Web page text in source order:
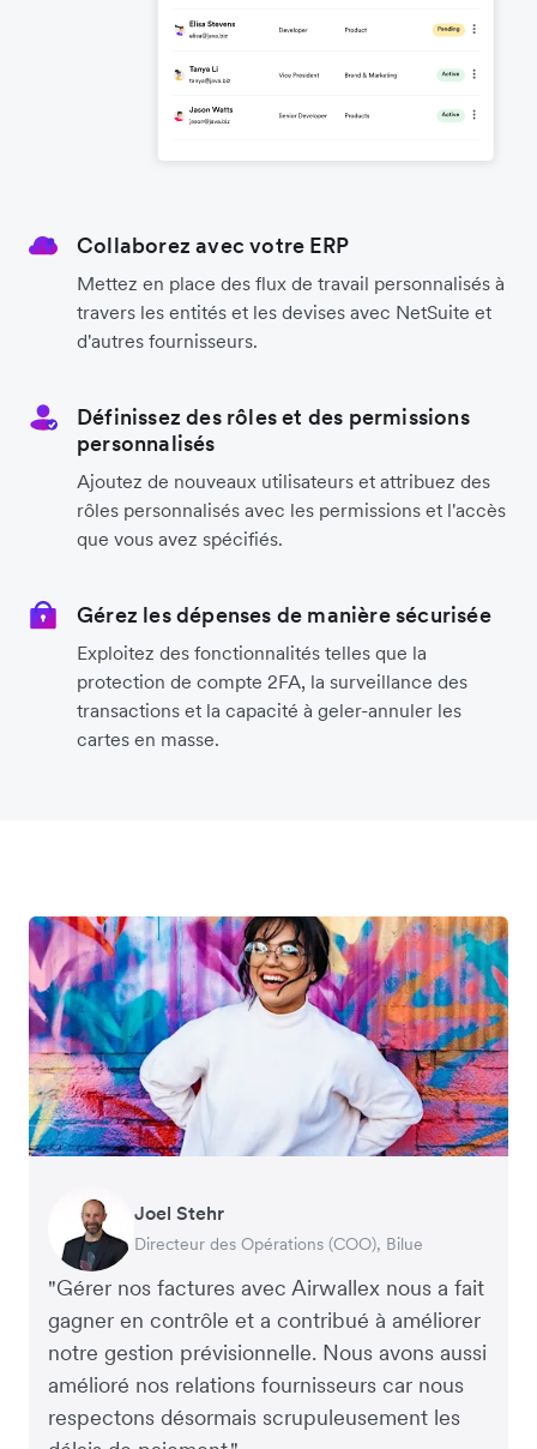
Collaborez avec votre ERP
Mettez en place des flux de travail personnalisés à
travers les entités et les devises avec NetSuite et
d'autres fournisseurs.
Définissez des rôles et des permissions
personnalisés
Ajoutez de nouveaux utilisateurs et attribuez des
rôles personnalisés avec les permissions et l'accès
que vous avez spécifiés.
Gérez les dépenses de manière sécurisée
Exploitez des fonctionnalités telles que la
protection de compte 2FA, la surveillance des
transactions et la capacité à geler-annuler les
cartes en masse.
"Gérer nos factures avec Airwallex nous a fait
gagner en contrôle et a contribué à améliorer
notre gestion prévisionnelle. Nous avons aussi
amélioré nos relations fournisseurs car nous
respectons désormais scrupuleusement les
Joel Stehr
Directeur des Opérations (COO), Bilue
Georgia Burns
Directeur Financier Stratégique, Auror
Alec Alltimes
Directeur Financier APAC, Commission Factory